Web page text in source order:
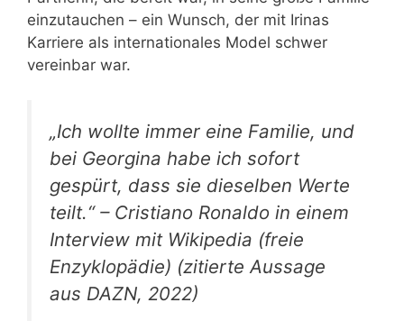
einzutauchen – ein Wunsch, der mit Irinas
Karriere als internationales Model schwer
vereinbar war.
„Ich wollte immer eine Familie, und
bei Georgina habe ich sofort
gespürt, dass sie dieselben Werte
teilt.“ – Cristiano Ronaldo in einem
Interview mit Wikipedia (freie
Enzyklopädie) (zitierte Aussage
aus DAZN, 2022)